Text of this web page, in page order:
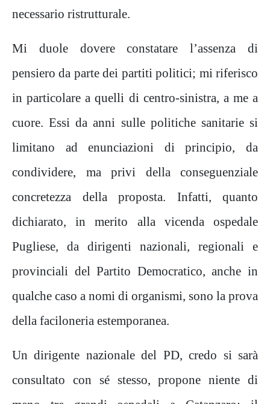
necessario ristrutturale.
Mi duole dovere constatare l’assenza di
pensiero da parte dei partiti politici; mi riferisco
in particolare a quelli di centro-sinistra, a me a
cuore. Essi da anni sulle politiche sanitarie si
limitano ad enunciazioni di principio, da
condividere, ma privi della conseguenziale
concretezza della proposta. Infatti, quanto
dichiarato, in merito alla vicenda ospedale
Pugliese, da dirigenti nazionali, regionali e
provinciali del Partito Democratico, anche in
qualche caso a nomi di organismi, sono la prova
della faciloneria estemporanea.
Un dirigente nazionale del PD, credo si sarà
consultato con sé stesso, propone niente di